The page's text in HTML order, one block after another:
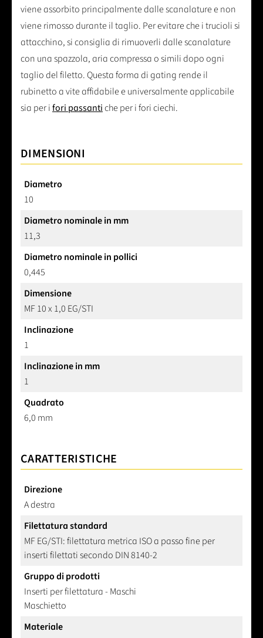
viene assorbito principalmente dalle scanalature e non
viene rimosso durante il taglio. Per evitare che i trucioli si
attacchino, si consiglia di rimuoverli dalle scanalature
con una spazzola, aria compressa o simili dopo ogni
taglio del filetto. Questa forma di gating rende il
rubinetto a vite affidabile e universalmente applicabile
sia per ifori passantiche per i fori ciechi.
DIMENSIONI
Diametro
10
Diametro nominale in mm
11,3
Diametro nominale in pollici
0,445
Dimensione
MF 10 x 1,0 EG/STI
Inclinazione
1
Inclinazione in mm
1
Quadrato
6,0 mm
CARATTERISTICHE
Direzione
A destra
Filettatura standard
MF EG/STI: filettatura metrica ISO a passo fine per
inserti filettati secondo DIN 8140-2
Gruppo di prodotti
Inserti per filettatura - Maschi
Maschietto
Materiale